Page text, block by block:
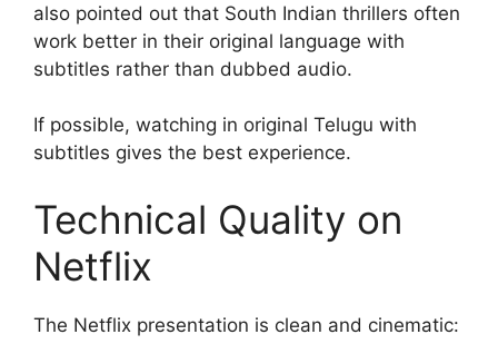
also pointed out that South Indian thrillers often
work better in their original language with
subtitles rather than dubbed audio.
If possible, watching in original Telugu with
subtitles gives the best experience.
Technical Quality on
Netflix
The Netflix presentation is clean and cinematic: